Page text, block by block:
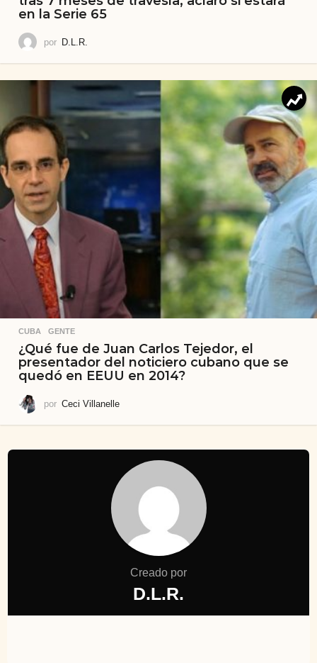
en la Serie 65
por D.L.R.
CUBA ,GENTE
¿Qué fue de Juan Carlos Tejedor, el
presentador del noticiero cubano que se
quedó en EEUU en 2014?
por Ceci Villanelle
Creado por
D.L.R.